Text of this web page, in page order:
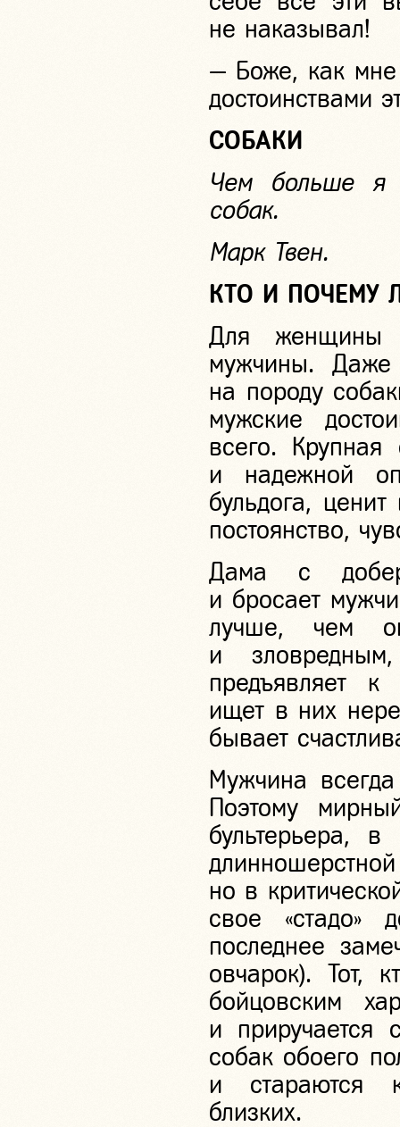
не наказывал!
— Боже, как мне
достоинствами
СОБАКИ
Чем больше я
собак.
Марк Твен.
КТО И ПОЧЕМУ
Для женщины
мужчины. Даже
на породу
мужские
всего.
и надежной
бульдога,
постоянство,
Дама с
и бросает
лучше, чем
и
предъявляет
ищет в них
бывает
Мужчина
Поэтому
бультерьера,
но в
свое «стадо»
последнее
овчарок). Тот,
бойцовским
и приручается
собак обоего
и стараются
близких.